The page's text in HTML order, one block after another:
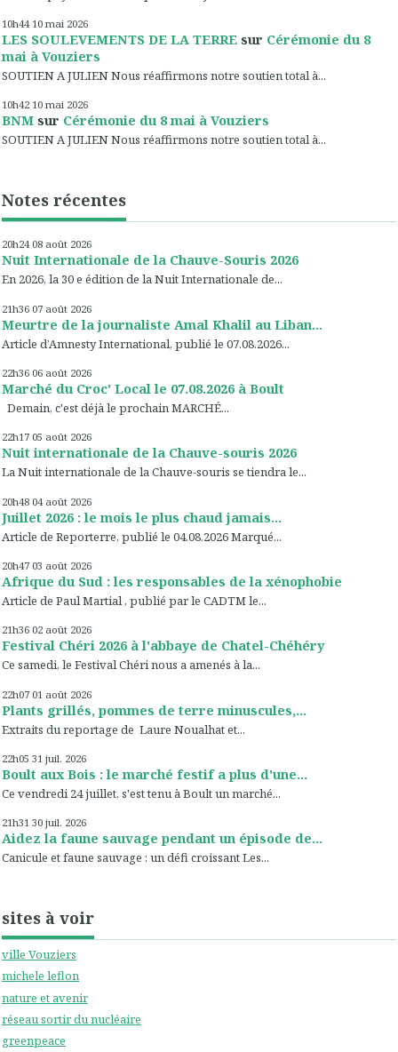
10h44 10 mai 2026
LES SOULEVEMENTS DE LA TERRE sur Cérémonie du 8
mai à Vouziers
SOUTIEN A JULIEN Nous réaffirmons notre soutien total à...
10h42 10 mai 2026
BNM sur Cérémonie du 8 mai à Vouziers
SOUTIEN A JULIEN Nous réaffirmons notre soutien total à...
Notes récentes
20h24 08 août 2026
Nuit Internationale de la Chauve-Souris 2026
En 2026, la 30 e édition de la Nuit Internationale de...
21h36 07 août 2026
Meurtre de la journaliste Amal Khalil au Liban...
Article d’Amnesty International, publié le 07.08.2026...
22h36 06 août 2026
Marché du Croc' Local le 07.08.2026 à Boult
Demain, c'est déjà le prochain MARCHÉ...
22h17 05 août 2026
Nuit internationale de la Chauve-souris 2026
La Nuit internationale de la Chauve-souris se tiendra le...
20h48 04 août 2026
Juillet 2026 : le mois le plus chaud jamais...
Article de Reporterre, publié le 04.08.2026 Marqué...
20h47 03 août 2026
Afrique du Sud : les responsables de la xénophobie
Article de Paul Martial , publié par le CADTM le...
21h36 02 août 2026
Festival Chéri 2026 à l'abbaye de Chatel-Chéhéry
Ce samedi, le Festival Chéri nous a amenés à la...
22h07 01 août 2026
Plants grillés, pommes de terre minuscules,...
Extraits du reportage de Laure Noualhat et...
22h05 31 juil. 2026
Boult aux Bois : le marché festif a plus d'une...
Ce vendredi 24 juillet, s'est tenu à Boult un marché...
21h31 30 juil. 2026
Aidez la faune sauvage pendant un épisode de...
Canicule et faune sauvage : un défi croissant Les...
sites à voir
ville Vouziers
michele leflon
nature et avenir
réseau sortir du nucléaire
greenpeace